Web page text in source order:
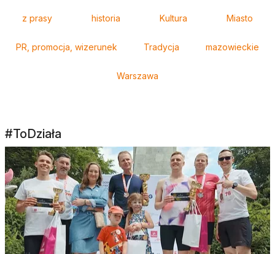
z prasy historia Kultura Miasto
PR, promocja, wizerunek Tradycja mazowieckie
Warszawa
#ToDziała